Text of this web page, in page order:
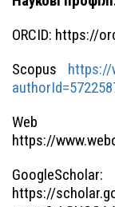
ORCID: https://
Scopus https://
Web
https://
GoogleScholar:
https://